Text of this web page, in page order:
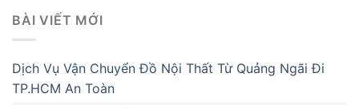
BÀI VIẾT MỚI
Dịch Vụ Vận Chuyển Đồ Nội Thất Từ Quảng Ngãi Đi
TP.HCM An Toàn